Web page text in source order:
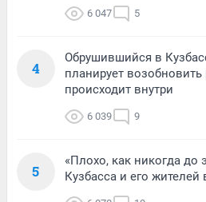
6 047 5
4
Обрушившийся в
планирует возобновить
происходит внутри
6 039 9
5
«Плохо, как никогда до
Кузбасса и его жителей